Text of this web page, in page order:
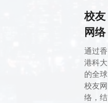
校友
网络
通过香
港科大
的全球
校友网
络，结